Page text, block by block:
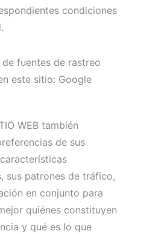
condiciones
fuentes de rastreo
este sitio: Google
WEB también
de sus
sus patrones de tráfico,
en conjunto para
quiénes constituyen
y qué es lo que